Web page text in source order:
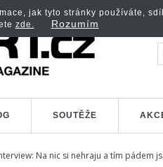
SOUTĚŽE
Na nic si nehraju a tím pádem
jak tyto stránky používáte,
zde. Rozumím